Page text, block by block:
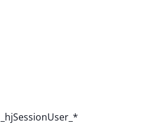
_hjSessionUser_*